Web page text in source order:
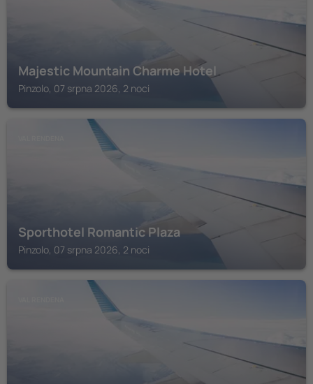
Majestic Mountain Charme Hotel
Pinzolo, 07 srpna 2026, 2 noci
Sporthotel Romantic Plaza
Pinzolo, 07 srpna 2026, 2 noci